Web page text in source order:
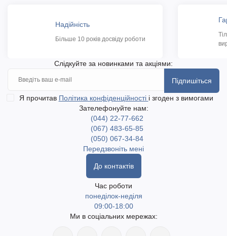
Надійність
Більше 10 років досвіду роботи
Слідкуйте за новинками та акціями:
Підпишіться
Я прочитав Політика конфіденційності і згоден з вимогами
Зателефонуйте нам:
(044) 22-77-662
(067) 483-65-85
(050) 067-34-84
Передзвоніть мені
До контактів
Час роботи
понеділок-неділя
09:00-18:00
Ми в соціальних мережах: